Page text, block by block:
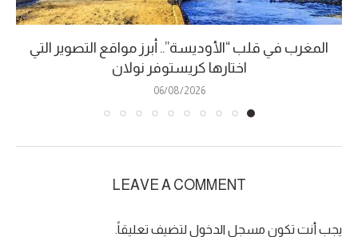
المغرب في قلب “الأوديسة”.. أبرز مواقع التصوير التي
اختارها كريستوفر نولان
06/08/2026
LEAVE A COMMENT
يجب أنت تكون مسجل الدخول لتضيف تعليقاً.